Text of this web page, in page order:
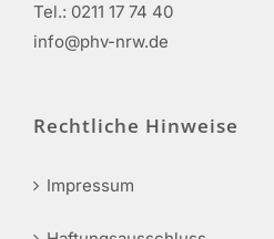
Tel.: 0211 17 74 40
info@phv-nrw.de
Rechtliche Hinweise
Impressum